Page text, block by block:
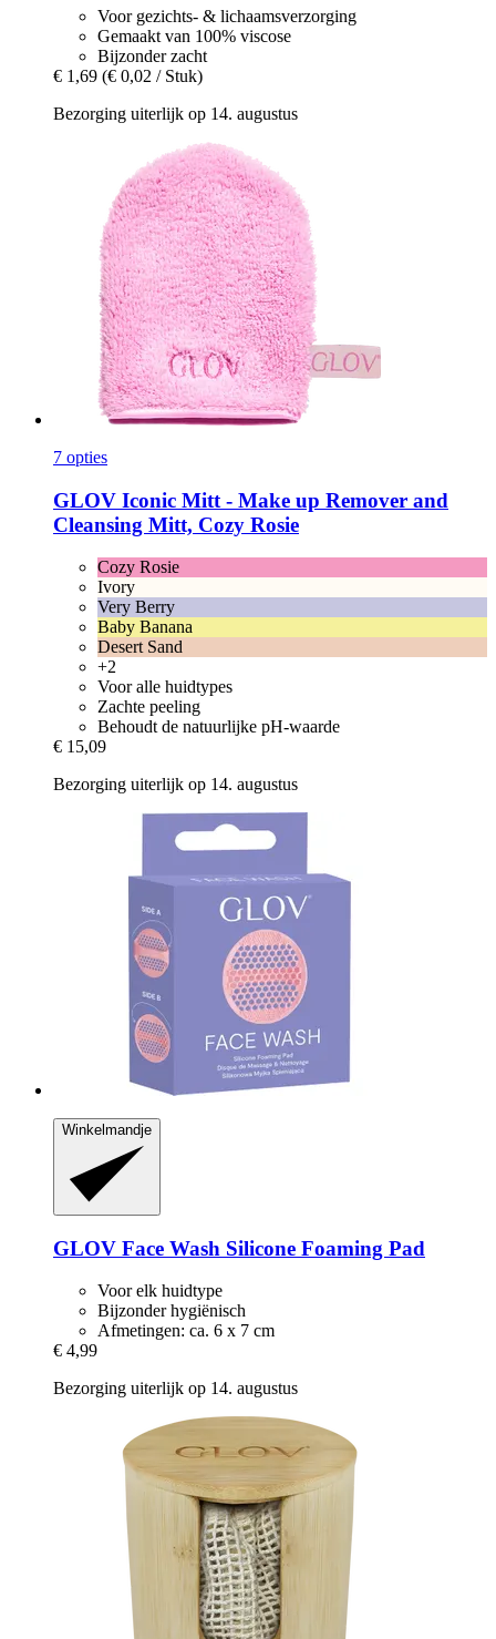
Voor gezichts- & lichaamsverzorging
Gemaakt van 100% viscose
Bijzonder zacht
€ 1,69 (€ 0,02 / Stuk)
Bezorging uiterlijk op 14. augustus
7 opties
GLOV Iconic Mitt -​ Make up Remover and
Cleansing Mitt, Cozy Rosie
Cozy Rosie
Ivory
Very Berry
Baby Banana
Desert Sand
+2
Voor alle huidtypes
Zachte peeling
Behoudt de natuurlijke pH-waarde
€ 15,09
Bezorging uiterlijk op 14. augustus
Winkelmandje
GLOV Face Wash Silicone Foaming Pad
Voor elk huidtype
Bijzonder hygiënisch
Afmetingen: ca. 6 x 7 cm
€ 4,99
Bezorging uiterlijk op 14. augustus